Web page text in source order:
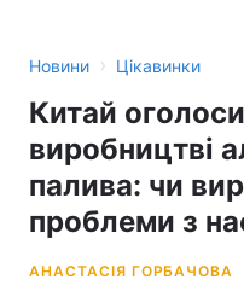
Новини › Цікавинки
Китай
виробництві
палива: чи
проблеми з
АНАСТАСІЯ ГОРБАЧОВА